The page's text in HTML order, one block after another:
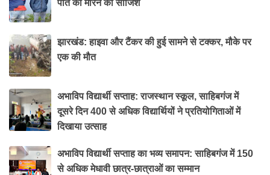
पति को मारने की साजिश
झारखंड: हाइवा और टैंकर की हुई सामने से टक्कर, मौके पर
एक की मौत
अभाविप विद्यार्थी सप्ताह: राजस्थान स्कूल, साहिबगंज में
दूसरे दिन 400 से अधिक विद्यार्थियों ने प्रतियोगिताओं में
दिखाया उत्साह
अभाविप विद्यार्थी सप्ताह का भव्य समापन: साहिबगंज में 150
से अधिक मेधावी छात्र-छात्राओं का सम्मान